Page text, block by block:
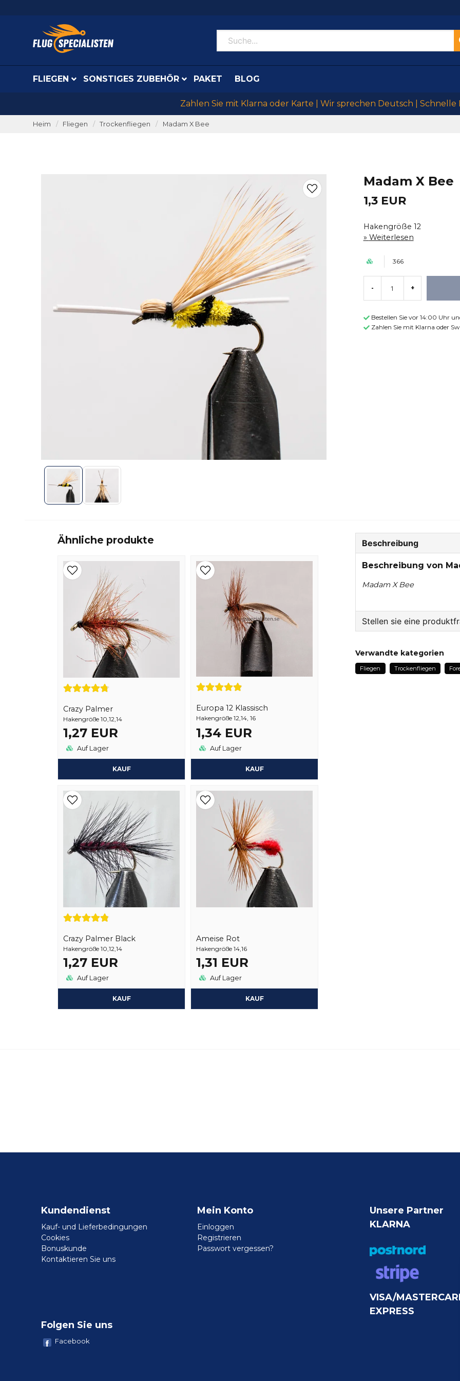
FLIEGEN SONSTIGES ZUBEHÖR PAKET BLOG
Zahlen Sie mit Klarna oder Karte | Wir sprechen Deutsch |
Heim Fliegen Trockenfliegen Madam X Bee
Madam X Bee
1,3 EUR
Hakengröße 12
Weiterlesen
366
- +
Bestellen Sie vor 14:00 Uhr
Zahlen Sie mit Klarna oder
Ähnliche produkte
Crazy Palmer
Hakengröße 10,12,14
1,27 EUR
Auf Lager
KAUF
Europa 12 Klassisch
Hakengröße 12,14, 16
1,34 EUR
Auf Lager
KAUF
Crazy Palmer Black
Hakengröße 10,12,14
1,27 EUR
Auf Lager
KAUF
Ameise Rot
Hakengröße 14,16
1,31 EUR
Auf Lager
KAUF
Beschreibung
Beschreibung von
Madam X Bee
Stellen sie eine
Fragen sie uns etwas
Verwandte kategorien
Fliegen Trockenfliegen
Kundendienst
Kauf- und Lieferbedingungen
Cookies
Bonuskunde
Kontaktieren Sie uns
Mein Konto
Einloggen
Registrieren
Passwort vergessen?
Unsere Partner
KLARNA
VISA/
EXPRESS
Folgen Sie uns
Facebook